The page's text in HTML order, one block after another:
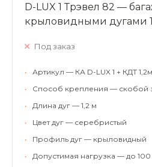
D-LUX 1 Трэвел 82 —
крыловидными дугами
Под заказ
•
Артикул — КА D-LUX 1 + КДТ 1,2м
•
Способ крепления — скобой
•
Длина дуг — 1,2 м
•
Цвет дуг — серебристый
•
Профиль дуг — крыловидный
•
Допустимая нагрузка — до 100